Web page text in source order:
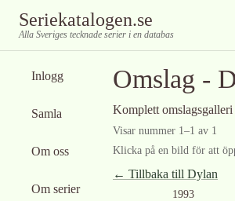
Seriekatalogen.se
Alla Sveriges tecknade serier i en databas
Inlogg
Samla
Om oss
Om serier
Omslag -
Komplett
Visar nummer 1–1 av 1
Klicka på en bild för att
← Tillbaka till Dylan
1993